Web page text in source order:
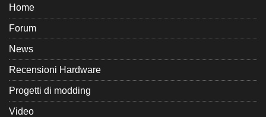
Home
Forum
News
Recensioni Hardware
Progetti di modding
Video